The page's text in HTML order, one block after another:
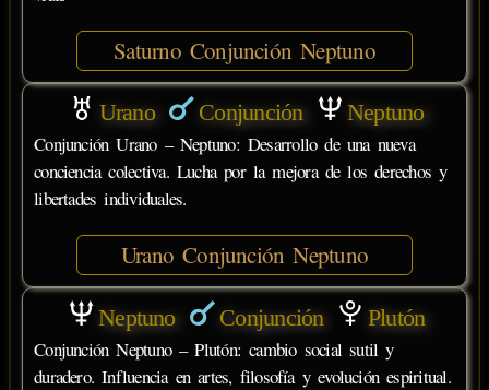
Saturno Conjunción Neptuno
Urano Conjunción Neptuno
Conjunción Urano – Neptuno: Desarrollo de una nueva
conciencia colectiva. Lucha por la mejora de los derechos y
libertades individuales.
Urano Conjunción Neptuno
Neptuno Conjunción Plutón
Conjunción Neptuno – Plutón: cambio social sutil y
duradero. Influencia en artes, filosofía y evolución espiritual.